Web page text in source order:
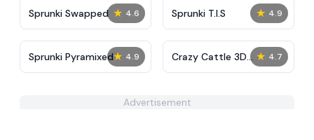
★ 4.6
Sprunki Swapped ★ 4.9
Sprunki T.I.S
★ 4.9
Sprunki Pyramixed ★ 4.7
Crazy Cattle 3D
Unblocked
Advertisement